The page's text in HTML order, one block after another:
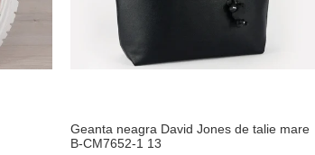
Geanta neagra David Jones de talie mare
B-CM7652-1 13